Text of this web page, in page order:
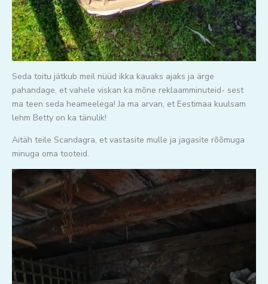
Seda toitu jätkub meil nüüd ikka kauaks ajaks ja ärge
pahandage, et vahele viskan ka mõne reklaamminuteid- sest
ma teen seda heameelega! Ja ma arvan, et Eestimaa kuulsam
lehm Betty on ka tänulik!
Aitäh teile Scandagra, et vastasite mulle ja jagasite rõõmuga
minuga oma tooteid.